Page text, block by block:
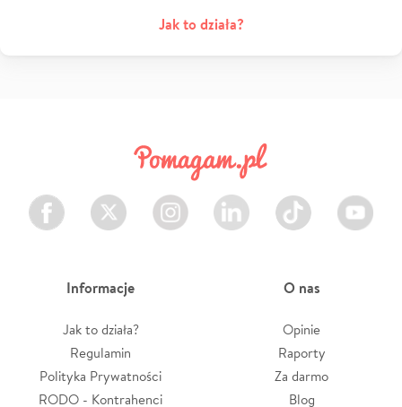
Jak to działa?
Facebook Twitter Instagram LinkedIn TikTok Youtube
Informacje
Jak to działa?
Regulamin
Polityka Prywatności
RODO - Kontrahenci
O nas
Opinie
Raporty
Za darmo
Blog